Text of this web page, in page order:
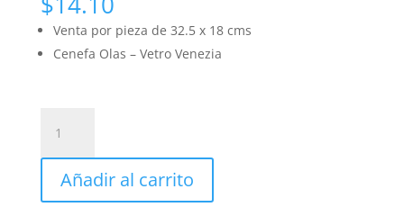
Venta por pieza de 32.5 x 18 cms
Cenefa Olas – Vetro Venezia
Olas
-
Vetro
Venezia
Añadir al carrito